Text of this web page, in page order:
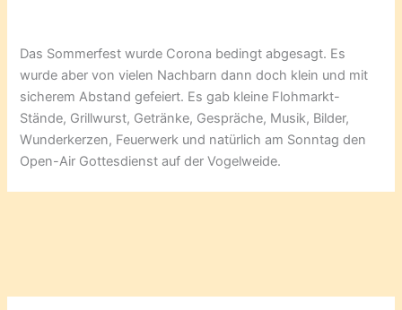
o
d
Das Sommerfest wurde Corona bedingt abgesagt. Es
wurde aber von vielen Nachbarn dann doch klein und mit
sicherem Abstand gefeiert. Es gab kleine Flohmarkt-
Stände, Grillwurst, Getränke, Gespräche, Musik, Bilder,
Wunderkerzen, Feuerwerk und natürlich am Sonntag den
Open-Air Gottesdienst auf der Vogelweide.